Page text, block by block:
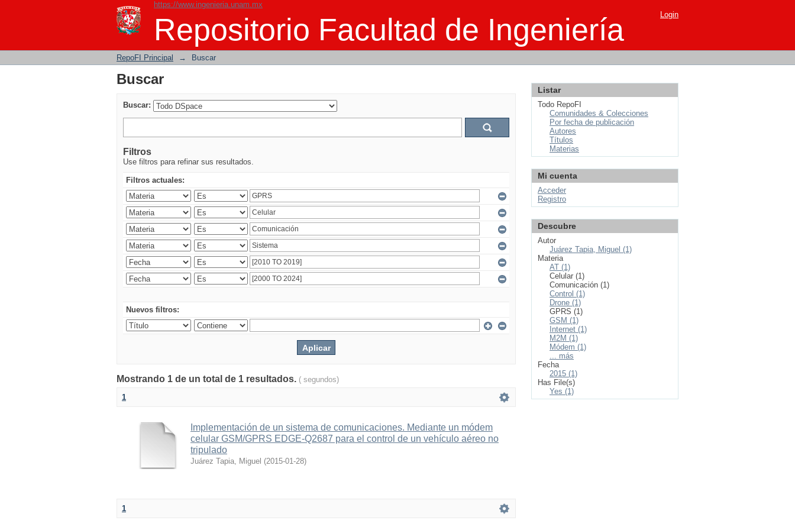
https://www.ingenieria.unam.mx
Repositorio Facultad de Ingeniería
Buscar Login
RepoFI Principal → Buscar
Buscar
Buscar:
Filtros
Use filtros para refinar sus resultados.
Filtros actuales:
Nuevos filtros:
Mostrando 1 de un total de 1 resultados. ( segundos)
1
Implementación de un sistema de comunicaciones. Mediante un módem
celular GSM/GPRS EDGE-Q2687 para el control de un vehículo aéreo no
tripulado
Juárez Tapia, Miguel (2015-01-28)
1
Listar
Todo RepoFI
Comunidades & Colecciones
Por fecha de publicación
Autores
Títulos
Materias
Mi cuenta
Acceder
Registro
Descubre
Autor
Juárez Tapia, Miguel (1)
Materia
AT (1)
Celular (1)
Comunicación (1)
Control (1)
Drone (1)
GPRS (1)
GSM (1)
Internet (1)
M2M (1)
Módem (1)
... más
Fecha
2015 (1)
Has File(s)
Yes (1)